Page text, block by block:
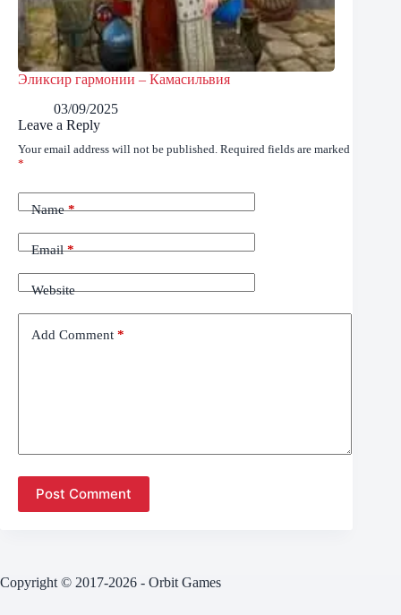
Эликсир гармонии – Камасильвия
03/09/2025
Leave a Reply
Your email address will not be published. Required fields are marked
*
Name*
Email*
Website
Add Comment *
Post Comment
Copyright © 2017-2026 - Orbit Games